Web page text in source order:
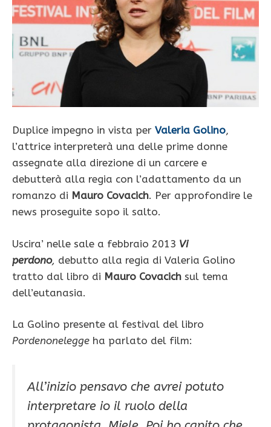
Duplice impegno in vista per Valeria Golino,
l’attrice interpreterà una delle prime donne
assegnate alla direzione di un carcere e
debutterà alla regia con l’adattamento da un
romanzo di Mauro Covacich. Per approfondire le
news proseguite sopo il salto.
Uscira’ nelle sale a febbraio 2013 Vi
perdono, debutto alla regia di Valeria Golino
tratto dal libro di Mauro Covacich sul tema
dell’eutanasia.
La Golino presente al festival del libro
Pordenonelegge ha parlato del film:
All’inizio pensavo che avrei potuto
interpretare io il ruolo della